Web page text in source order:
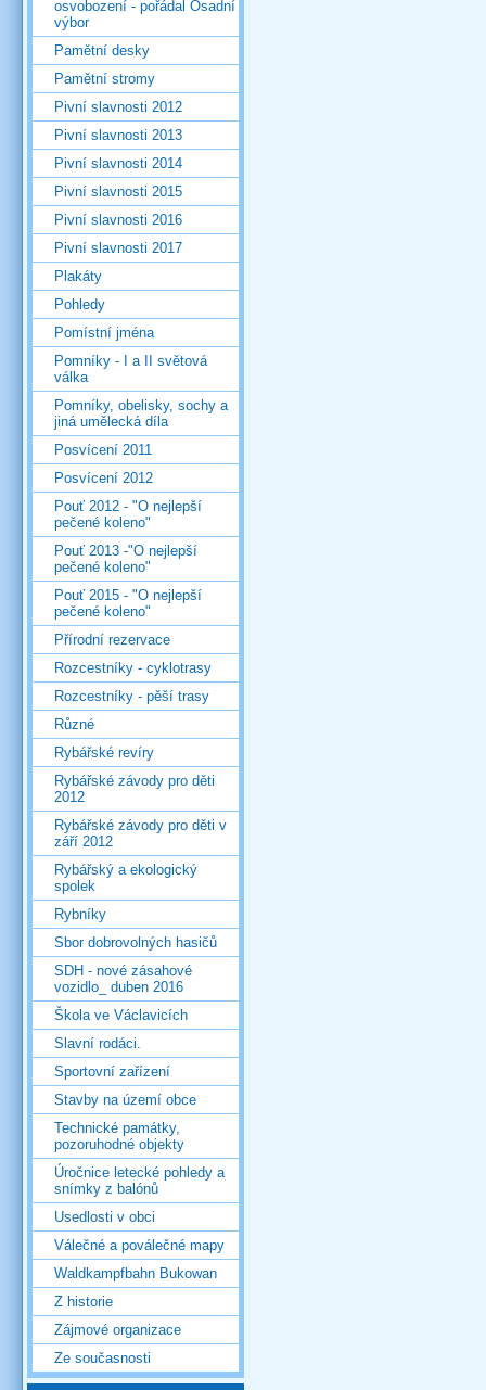
osvobození - pořádal Osadní
výbor
Pamětní desky
Pamětní stromy
Pivní slavnosti 2012
Pivní slavnosti 2013
Pivní slavnosti 2014
Pivní slavnosti 2015
Pivní slavnosti 2016
Pivní slavnosti 2017
Plakáty
Pohledy
Pomístní jména
Pomníky - I a II světová
válka
Pomníky, obelisky, sochy a
jiná umělecká díla
Posvícení 2011
Posvícení 2012
Pouť 2012 - "O nejlepší
pečené koleno"
Pouť 2013 -"O nejlepší
pečené koleno"
Pouť 2015 - "O nejlepší
pečené koleno"
Přírodní rezervace
Rozcestníky - cyklotrasy
Rozcestníky - pěší trasy
Různé
Rybářské revíry
Rybářské závody pro děti
2012
Rybářské závody pro děti v
září 2012
Rybářský a ekologický
spolek
Rybníky
Sbor dobrovolných hasičů
SDH - nové zásahové
vozidlo_ duben 2016
Škola ve Václavicích
Slavní rodáci.
Sportovní zařízení
Stavby na území obce
Technické památky,
pozoruhodné objekty
Úročnice letecké pohledy a
snímky z balónů
Usedlosti v obci
Válečné a poválečné mapy
Waldkampfbahn Bukowan
Z historie
Zájmové organizace
Ze současnosti